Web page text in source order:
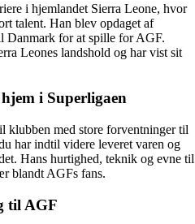
i hjemlandet Sierra Leone, hvor
talent. Han blev opdaget af
Danmark for at spille for AGF.
Leones landshold og har vist sit
i Superligaen
klubben med store forventninger til
har indtil videre leveret varen og
Hans hurtighed, teknik og evne til
blandt AGFs fans.
til AGF